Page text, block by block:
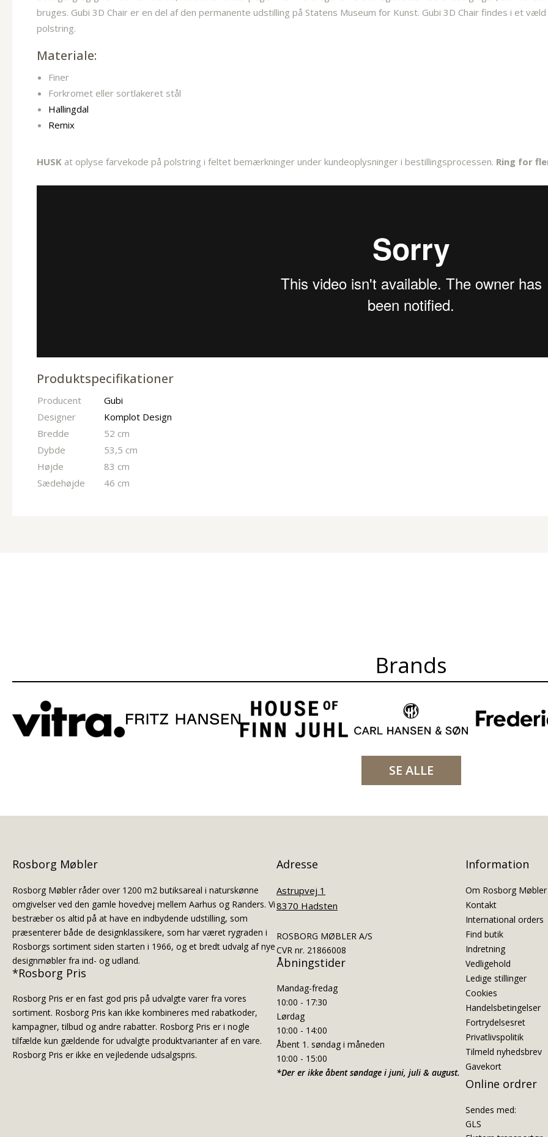
bruges. Gubi 3D Chair er en del af den permanente udstilling på Statens Museum for Kunst. Gubi 3D Chair findes i et
polstring.
Materiale:
Finer
Forkromet eller sortlakeret stål
Hallingdal
Remix
HUSK at oplyse farvekode på polstring i feltet bemærkninger under kundeoplysninger i bestillingsprocessen. Ring for
Produktspecifikationer
Producent
Gubi
Designer
Komplot Design
Bredde
52 cm
Dybde
53,5 cm
Højde
83 cm
Sædehøjde
46 cm
Brands
SE ALLE
Rosborg Møbler
Rosborg Møbler råder over 1200 m2 butiksareal i naturskønne
omgivelser ved den gamle hovedvej mellem Aarhus og Randers. Vi
bestræber os altid på at have en indbydende udstilling, som
præsenterer både de designklassikere, som har været rygraden i
Rosborgs sortiment siden starten i 1966, og et bredt udvalg af nye
designmøbler fra ind- og udland.
*Rosborg Pris
Rosborg Pris er en fast god pris på udvalgte varer fra vores
sortiment. Rosborg Pris kan ikke kombineres med rabatkoder,
kampagner, tilbud og andre rabatter. Rosborg Pris er i nogle
tilfælde kun gældende for udvalgte produktvarianter af en vare.
Rosborg Pris er ikke en vejledende udsalgspris.
Adresse
Astrupvej 1
8370 Hadsten
ROSBORG MØBLER A/S
CVR nr. 21866008
Åbningstider
Mandag-fredag
10:00 - 17:30
Lørdag
10:00 - 14:00
Åbent 1. søndag i måneden
10:00 - 15:00
*Der er ikke åbent søndage i juni, juli & august.
Information
Om Rosborg Møbler
Kontakt
International orders
Find butik
Indretning
Vedligehold
Ledige stillinger
Cookies
Handelsbetingelser
Fortrydelsesret
Privatlivspolitik
Tilmeld nyhedsbrev
Gavekort
Online ordrer
Sendes med:
GLS